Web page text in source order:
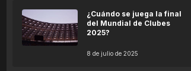
¿Cuándo se juega la final
del Mundial de Clubes
2025?
8 de julio de 2025